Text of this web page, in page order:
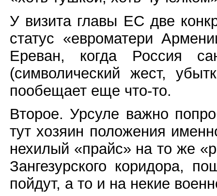
У визита главы ЕС две
статус «евроматери
Ереван, когда Россия
(символический жест,
пообещает еще что-то.
Второе. Урсуле важно
тут хозяин положения
нехилый «прайс» на то же
Зангезурского коридора,
пойдут, а то и на некие